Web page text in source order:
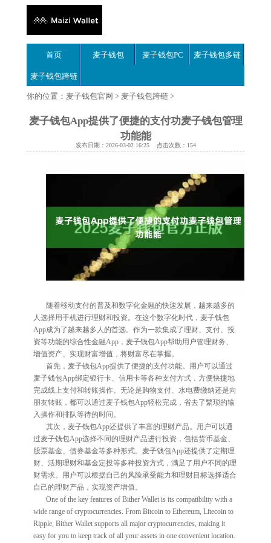
首页 麦子钱包 麦子钱包PC 麦子钱包多链
麦子钱包跨链
你的位置： 麦子钱包官网 > 麦子钱包跨链 >
麦子钱包App提供了便捷的支付功麦子钱包管理
功能能
发布日期：2026-03-02 16:25 点击次数：154
随着移动支付的普及和数字化金融的快速发展，越来越多的
人选择用手机进行理财和投资。在这个数字化时代，麦子钱包
App成为了越来越多人的首选。作为一款集成了理财、支付、投
资等功能的综合性金融App，麦子钱包App帮助用户管理财务、
增值资产、实现财富增值，将财富尽在掌握。
首先，麦子钱包App提供了便捷的支付功能。用户可以通过
麦子钱包App绑定银行卡、信用卡等各种支付方式，方便快捷地
完成线上支付和转账操作。无论是购物支付、水电费缴纳还是向
朋友转账，都可以通过麦子钱包App轻松完成，省去了繁琐的输
入操作和排队等待的时间。
其次，麦子钱包App还提供了丰富的理财产品。用户可以通
过麦子钱包App选择不同的理财产品进行投资，包括货币基金、
股票基金、债券基金等多种形式。麦子钱包App还提供了定期理
财、活期理财和基金定投等多种投资方式，满足了用户不同的理
财需求。用户可以根据自己的风险承受能力和理财目标选择适合
自己的理财产品，实现资产增值。
One of the key features of Bither Wallet is its compatibility with a
wide range of cryptocurrencies. From Bitcoin to Ethereum, Litecoin to
Ripple, Bither Wallet supports all major cryptocurrencies, making it
easy for you to keep track of all your assets in one convenient location.